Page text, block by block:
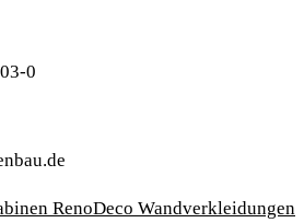
0
RenoDeco Wandverkleidungen